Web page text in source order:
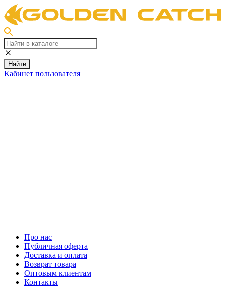
Найти
Кабинет пользователя
Про нас
Публичная оферта
Доставка и оплата
Возврат товара
Оптовым клиентам
Контакты